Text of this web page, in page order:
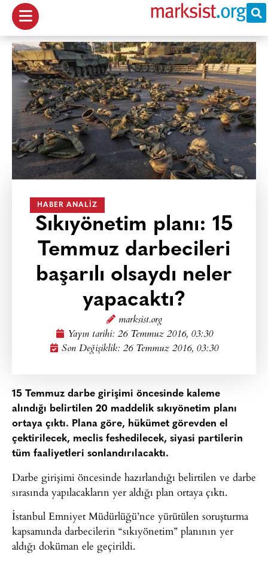
HABER ANALIZ
Sıkıyönetim planı: 15
Temmuz darbecileri
başarılı olsaydı neler
yapacaktı?
marksist.org
Yayın tarihi: 26 Temmuz 2016, 03:30
Son Değişiklik: 26 Temmuz 2016, 03:30
15 Temmuz darbe girişimi öncesinde kaleme
alındığı belirtilen 20 maddelik sıkıyönetim planı
ortaya çıktı. Plana göre, hükümet görevden el
çektirilecek, meclis feshedilecek, siyasi partilerin
tüm faaliyetleri sonlandırılacaktı.
Darbe girişimi öncesinde hazırlandığı belirtilen ve darbe
sırasında yapılacakların yer aldığı plan ortaya çıktı.
İstanbul Emniyet Müdürlüğü’nce yürütülen soruşturma
kapsamında darbecilerin “sıkıyönetim” planının yer
aldığı doküman ele geçirildi.